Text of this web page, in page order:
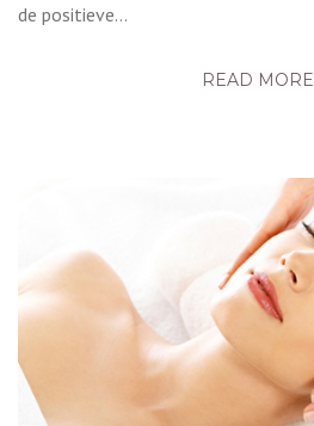
de positieve…
READ MORE